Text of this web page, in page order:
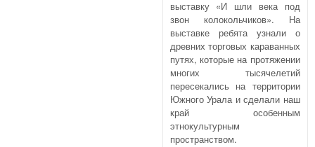
выставку «И шли века под
звон колокольчиков». На
выставке ребята узнали о
древних торговых караванных
путях, которые на протяжении
многих тысячелетий
пересекались на территории
Южного Урала и сделали наш
край особенным
этнокультурным
пространством.